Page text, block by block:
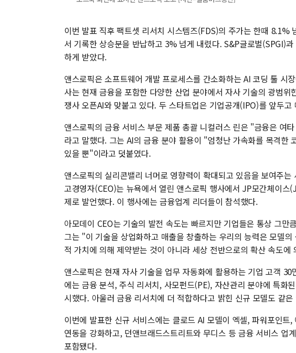
이번 발표 직후 팩트셋 리서치 시스템즈(FDS)의 주가는 한때 8.1%
서 기록한 상승분을 반납하고 3% 넘게 내렸다. S&P글로벌(SPGI)
하게 받았다.
앤스로픽은 소프트웨어 개발 프로세스를 간소화하는 AI 코딩 툴 시
사는 현재 금융을 포함한 다양한 산업 분야에서 자사 기술의 광범위
쟁사 오픈AI와 맞붙고 있다. 두 스타트업은 기업공개(IPO)를 앞두
앤스로픽의 금융 서비스 부문 제품 총괄 니컬러스 린은 "금융은 여
라고 말했다. 그는 AI의 금융 분야 활용이 "엄청난 가속화를 목격한
있을 뿐"이라고 덧붙였다.
앤스로픽의 실리콘밸리 너머로 영향력이 확대되고 있음을 보여주
고경영자(CEO)는 뉴욕에서 열린 앤스로픽 행사에서 JP모간체이스
제로 발언했다. 이 행사에는 금융업계 리더들이 참석했다.
아모데이 CEO는 기술의 발전 속도는 빠르지만 기업들은 통상 그만
그는 "이 기술을 상업화하고 매출을 창출하는 우리의 능력은 모델
적 가치에 의해 제약받는 것이 아니라 세상 전반으로의 확산 속도
앤스로픽은 현재 자사 기술을 업무 자동화에 활용하는 기업 고객
에는 금융 분석, 주식 리서치, 사모펀드(PE), 자산관리 분야에 특화
시했다. 아울러 금융 리서치에 더 적합하다고 밝힌 신규 모델도 같
이번에 발표한 신규 서비스에는 클로드 AI 모델이 엑셀, 파워포인트
연동을 강화하고, 던앤브래드스트리트와 무디스 등 금융 서비스 업
포함됐다.